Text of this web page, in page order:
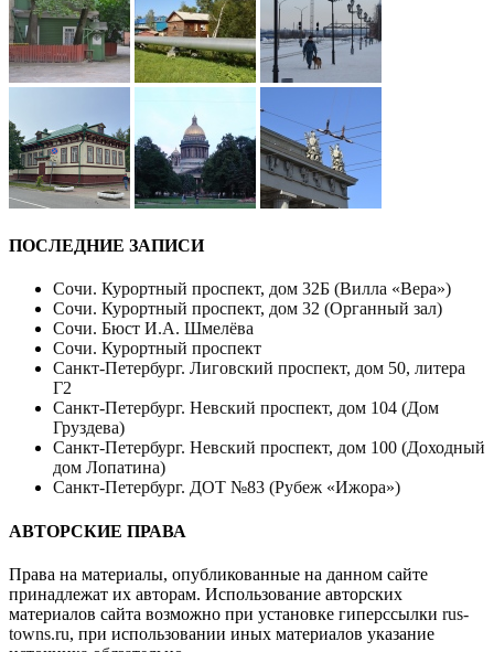
ПОСЛЕДНИЕ ЗАПИСИ
Сочи. Курортный проспект, дом 32Б (Вилла «Вера»)
Сочи. Курортный проспект, дом 32 (Органный зал)
Сочи. Бюст И.А. Шмелёва
Сочи. Курортный проспект
Санкт-Петербург. Лиговский проспект, дом 50, литера
Г2
Санкт-Петербург. Невский проспект, дом 104 (Дом
Груздева)
Санкт-Петербург. Невский проспект, дом 100 (Доходный
дом Лопатина)
Санкт-Петербург. ДОТ №83 (Рубеж «Ижора»)
АВТОРСКИЕ ПРАВА
Права на материалы, опубликованные на данном сайте
принадлежат их авторам. Использование авторских
материалов сайта возможно при установке гиперссылки rus-
towns.ru, при использовании иных материалов указание